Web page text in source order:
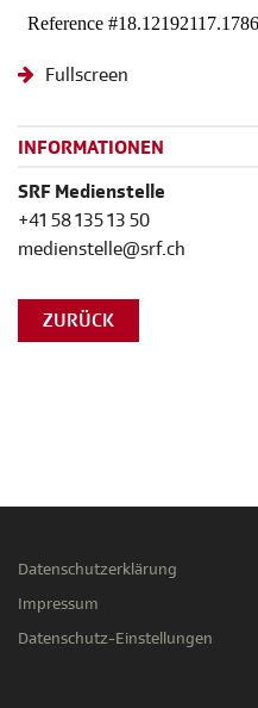
Fullscreen
INFORMATIONEN
SRF Medienstelle
+41 58 135 13 50
medienstelle@srf.ch
ZURÜCK
Datenschutzerklärung
Impressum
Datenschutz-Einstellungen